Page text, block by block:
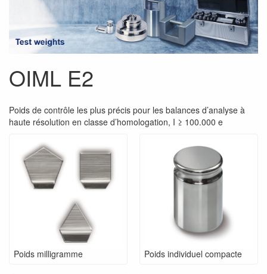
OIML E2
Poids de contrôle les plus précis pour les balances d’analyse à
haute résolution en classe d’homologation, I ≥ 100.000 e
Poids milligramme Poids individuel compacte